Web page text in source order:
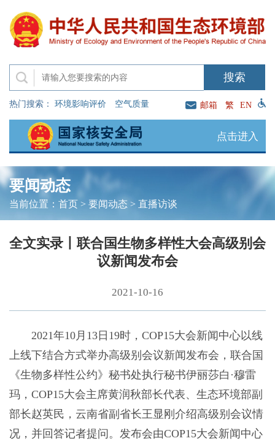
热门搜索： 环境影响评价 空气质量 邮箱 繁 EN
点击进入
要闻动态
当前位置： 首页> 要闻动态 > 直播访谈
全文实录丨联合国生物多样性大会高级别会
议新闻发布会
2021-10-16
2021年10月13日19时，COP15大会新闻中心以线
上线下结合方式举办高级别会议新闻发布会，联合国
《生物多样性公约》秘书处执行秘书伊丽莎白·穆雷
玛，COP15大会主席黄润秋部长代表、生态环境部副
部长赵英民，云南省副省长王显刚介绍高级别会议情
况，并回答记者提问。发布会由COP15大会新闻中心